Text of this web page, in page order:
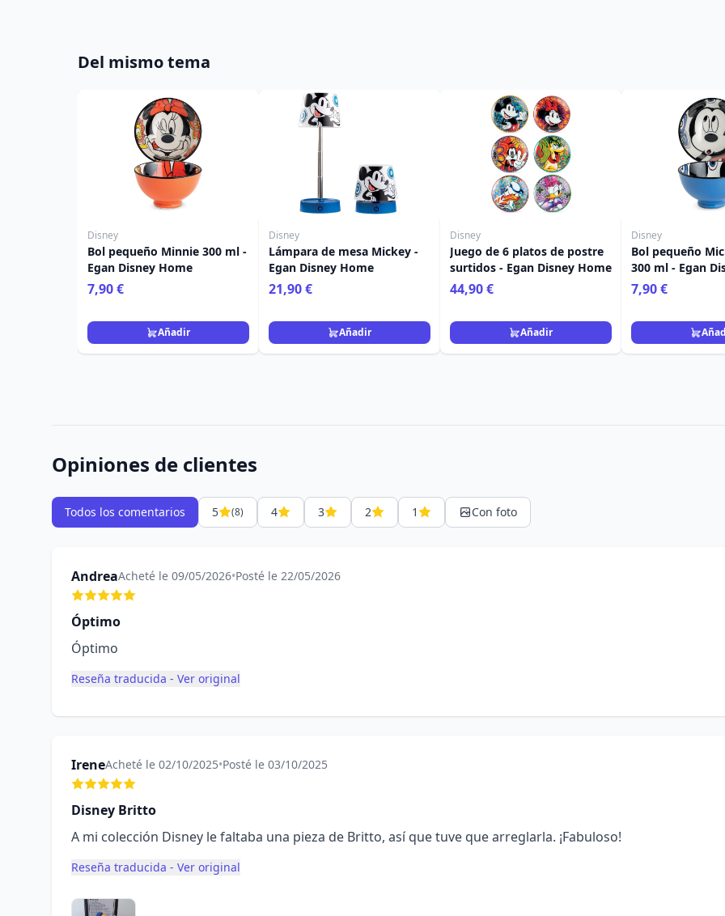
Del mismo tema
Disney
Bol pequeño Minnie 300 ml -
Egan Disney Home
7,90 €
Añadir
Disney
Lámpara de mesa Mickey -
Egan Disney Home
21,90 €
Añadir
Disney
Juego de 6 platos de postre
surtidos - Egan Disney Home
44,90 €
Añadir
Disney
Bol pequeño
300 ml - Egan
7,90 €
Opiniones de clientes
Todos los comentarios 5 (8) 4 3 2 1 Con foto
AndreaAcheté le 09/05/2026•Posté le 22/05/2026
Óptimo
Óptimo
Reseña traducida - Ver original
IreneAcheté le 02/10/2025•Posté le 03/10/2025
Disney Britto
A mi colección Disney le faltaba una pieza de Britto, así que tuve que arreglarla. ¡Fabuloso!
Reseña traducida - Ver original